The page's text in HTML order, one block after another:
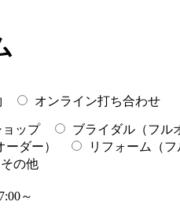
オンライン打ち合わせ
ョップ
ブライダル（フル
ーダー）
リフォーム（
その他
～